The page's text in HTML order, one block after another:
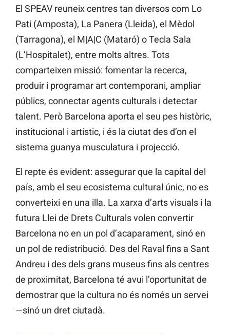
El SPEAV reuneix centres tan diversos com Lo
Pati (Amposta), La Panera (Lleida), el Mèdol
(Tarragona), el M|A|C (Mataró) o Tecla Sala
(L’Hospitalet), entre molts altres. Tots
comparteixen missió: fomentar la recerca,
produir i programar art contemporani, ampliar
públics, connectar agents culturals i detectar
talent. Però Barcelona aporta el seu pes històric,
institucional i artístic, i és la ciutat des d’on el
sistema guanya musculatura i projecció.
El repte és evident: assegurar que la capital del
país, amb el seu ecosistema cultural únic, no es
converteixi en una illa. La xarxa d’arts visuals i la
futura Llei de Drets Culturals volen convertir
Barcelona no en un pol d’acaparament, sinó en
un pol de redistribució. Des del Raval fins a Sant
Andreu i des dels grans museus fins als centres
de proximitat, Barcelona té avui l’oportunitat de
demostrar que la cultura no és només un servei
—sinó un dret ciutadà.